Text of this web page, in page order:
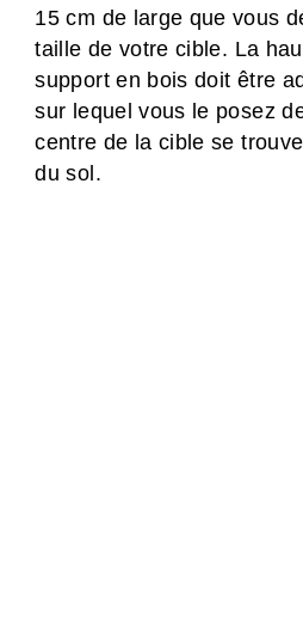
15 cm de large que vous
taille de votre cible. La
support en bois doit être
sur lequel vous le posez
centre de la cible se
du sol.